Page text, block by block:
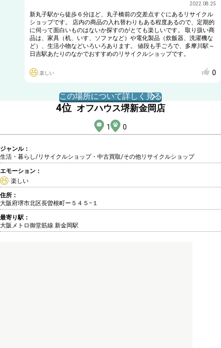
2022.08.25
新丸子駅から徒歩６分ほど、丸子橋前の交差点すぐにあるリサイクル
ショップです。 店内の商品の入れ替わりもある程度あるので、定期的
に伺って面白いものはないか探すのがとても楽しいです。 取り扱い商
品は、家具（机、いす、ソファなど）や電化製品（炊飯器、洗濯機な
ど）、生活小物などいろいろあります。 値段も手ごろで、多摩川駅～
日吉駅あたりのなかでおすすめのリサイクルショップです。
楽しい 0
この場所について詳しく見る
4位 オフハウス堺新金岡店
1 0
ジャンル：
生活・暮らし/リサイクルショップ・中古買取/その他リサイクルショップ
エモーション：
楽しい
住所：
大阪府堺市北区長曽根町ー５４５−１
最寄り駅：
大阪メトロ御堂筋線 新金岡駅